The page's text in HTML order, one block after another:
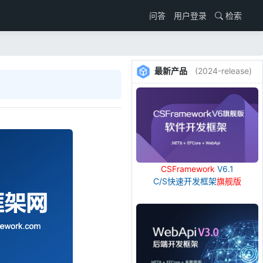
问答 用户登录 检索
最新产品 (2024-release)
CSFramework V6.1
C/S快速开发框架旗舰版